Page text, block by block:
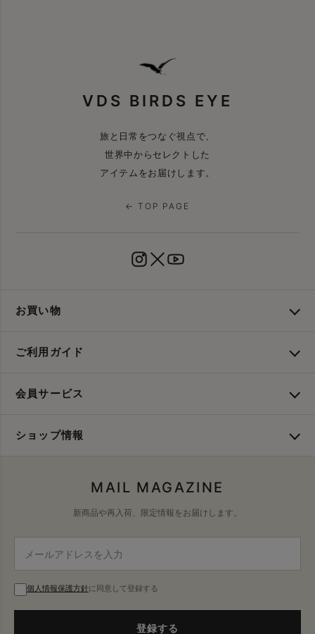
VDS BIRDS EYE
旅と日常をつなぐ視点で、
世界中からセレクトした
アイテムをお届けします。
← TOP PAGE
お買い物
ご利用ガイド
会員サービス
ショップ情報
MAIL MAGAZINE
新商品や再入荷、限定情報をお届けします。
個人情報保護方針に同意して登録する
登録する